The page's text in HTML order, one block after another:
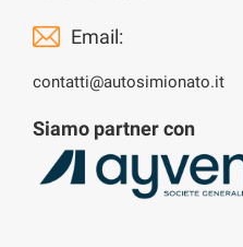
Email:
contatti@autosimionato.it
Siamo partner con